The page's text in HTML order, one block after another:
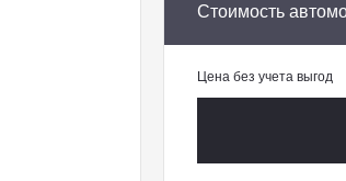
Стоимость
Цена без учета выгод